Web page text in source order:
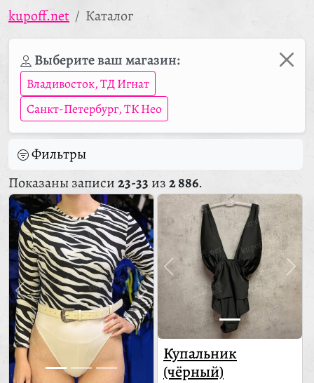
kupoff.net Каталог
Выберите ваш магазин:
Владивосток, ТД Игнат
Санкт-Петербург, ТК Нео
Фильтры
Показаны записи23-33 из2 886.
Купальник
(чёрный)